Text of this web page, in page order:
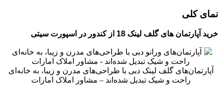
نمای کلی
خرید آپارتمان های گلف لینک 18 از کندور در اسپورت سیتی
آپارتمان‌های گلف لینک دبی با طراحی‌های مدرن و زیبا، به خانه‌ای
راحت و شیک تبدیل شده‌اند – مشاور املاک امارات